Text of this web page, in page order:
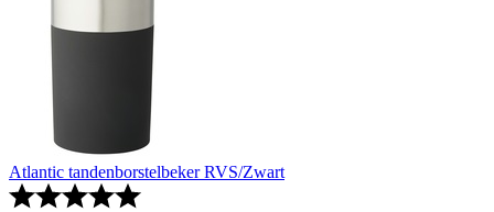
Atlantic tandenborstelbeker RVS/Zwart